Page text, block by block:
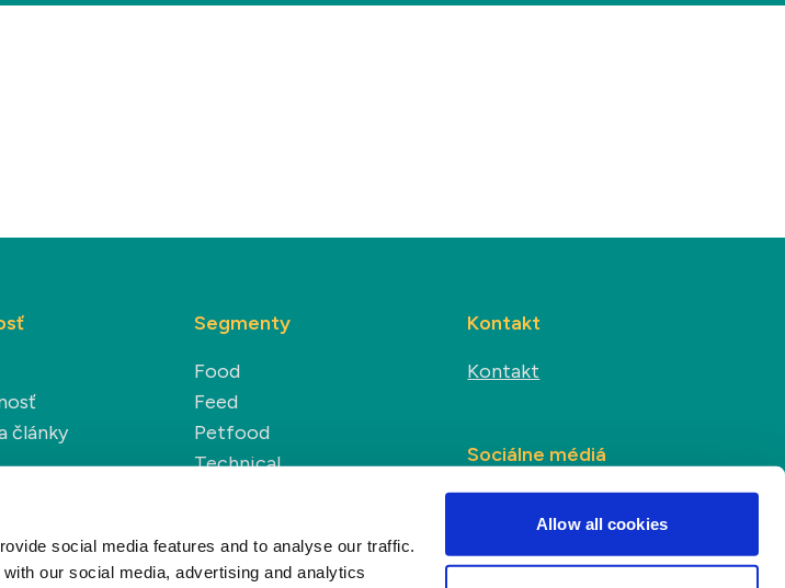
social media features and to analyse our traffic.
our social media, advertising and analytics
Allow all cookies
články
Segmenty
Food
Feed
Petfood
Technical
Kontakt
Kontakt
Sociálne médiá